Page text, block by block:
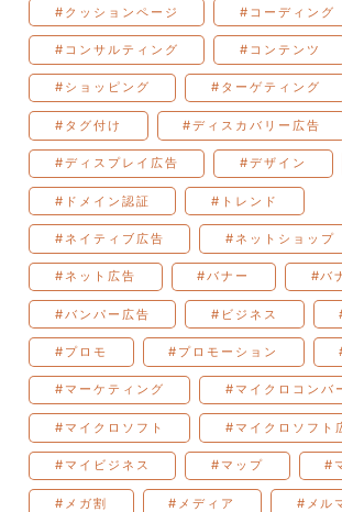
#クッションページ #コーディング
#コンサルティング #コンテンツ
#ショッピング #ターゲティング
#タグ付け #ディスカバリー広告
#ディスプレイ広告 #デザイン
#ドメイン認証 #トレンド
#ネイティブ広告 #ネットショップ
#ネット広告 #バナー #バ
#バンパー広告 #ビジネス
#プロモ #プロモーション
#マーケティング #マイクロコンバ
#マイクロソフト #マイクロソフト
#マイビジネス #マップ #
#メガ割 #メディア #メル